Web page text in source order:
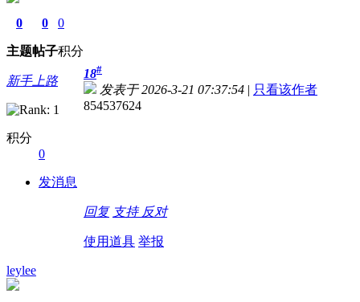
0
主题
0
帖子
0
积分
新手上路
积分
0
发消息
18#
发表于 2026-3-21 07:37:54 | 只看该作者
854537624
回复 支持 反对
使用道具 举报
leylee